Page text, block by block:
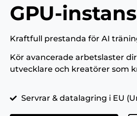
GPU-
Kraftfull prestanda för AI
Kör avancerade arbetslaster
utvecklare och kreatörer som
Servrar & datalagring i EU